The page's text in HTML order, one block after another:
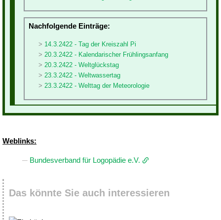
Nachfolgende Einträge:
14.3.2422 - Tag der Kreiszahl Pi
20.3.2422 - Kalendarischer Frühlingsanfang
20.3.2422 - Weltglückstag
23.3.2422 - Weltwassertag
23.3.2422 - Welttag der Meteorologie
Weblinks:
Bundesverband für Logopädie e.V.
Das könnte Sie auch interessieren